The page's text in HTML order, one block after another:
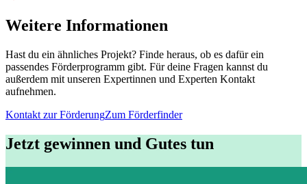
Weitere Informationen
Hast du ein ähnliches Projekt? Finde heraus, ob es dafür ein
passendes Förderprogramm gibt. Für deine Fragen kannst du
außerdem mit unseren Expertinnen und Experten Kontakt
aufnehmen.
Kontakt zur FörderungZum Förderfinder
Jetzt gewinnen und Gutes tun